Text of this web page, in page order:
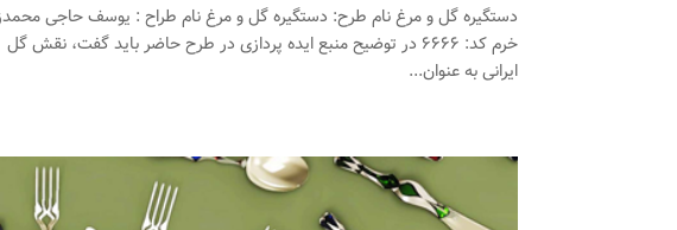
دستگیره گل و مرغ نام طرح: دستگیره گل و مرغ نام طراح : یوسف حاجی
خرم کد: ۶۶۶۶ در توضیح منبع ایده پردازی در طرح حاضر باید
ایرانی به عنوان...